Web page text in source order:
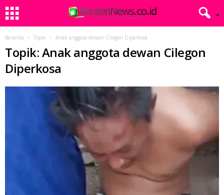
Beranda Topik Anak anggota dewan Cilegon Diperkosa
Topik: Anak anggota dewan Cilegon
Diperkosa